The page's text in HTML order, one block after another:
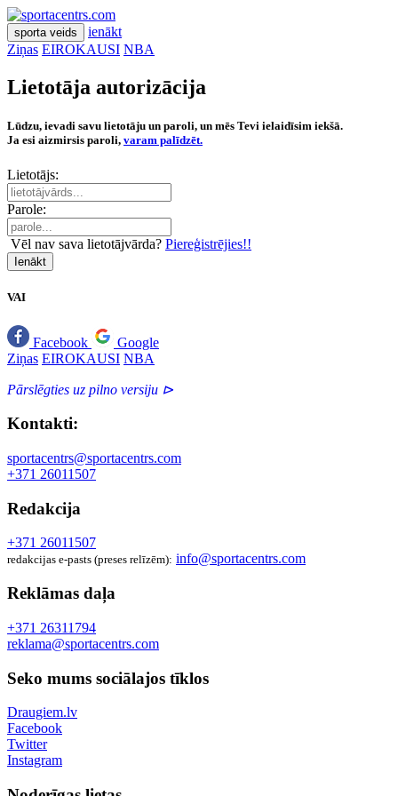
sporta veids
ienākt
Ziņas EIROKAUSI NBA
Lietotāja autorizācija
Lūdzu, ievadi savu lietotāju un paroli, un mēs Tevi ielaidīsim iekšā.
Ja esi aizmirsis paroli, varam palīdzēt.
Lietotājs:
Parole:
Vēl nav sava lietotājvārda? Piereģistrējies!!
Ienākt
VAI
Facebook
Google
Ziņas EIROKAUSI NBA
Pārslēgties uz pilno versiju ⊳
Kontakti:
sportacentrs@sportacentrs.com
+371 26011507
Redakcija
+371 26011507
redakcijas e-pasts (preses relīzēm): info@sportacentrs.com
Reklāmas daļa
+371 26311794
reklama@sportacentrs.com
Seko mums sociālajos tīklos
Draugiem.lv
Facebook
Twitter
Instagram